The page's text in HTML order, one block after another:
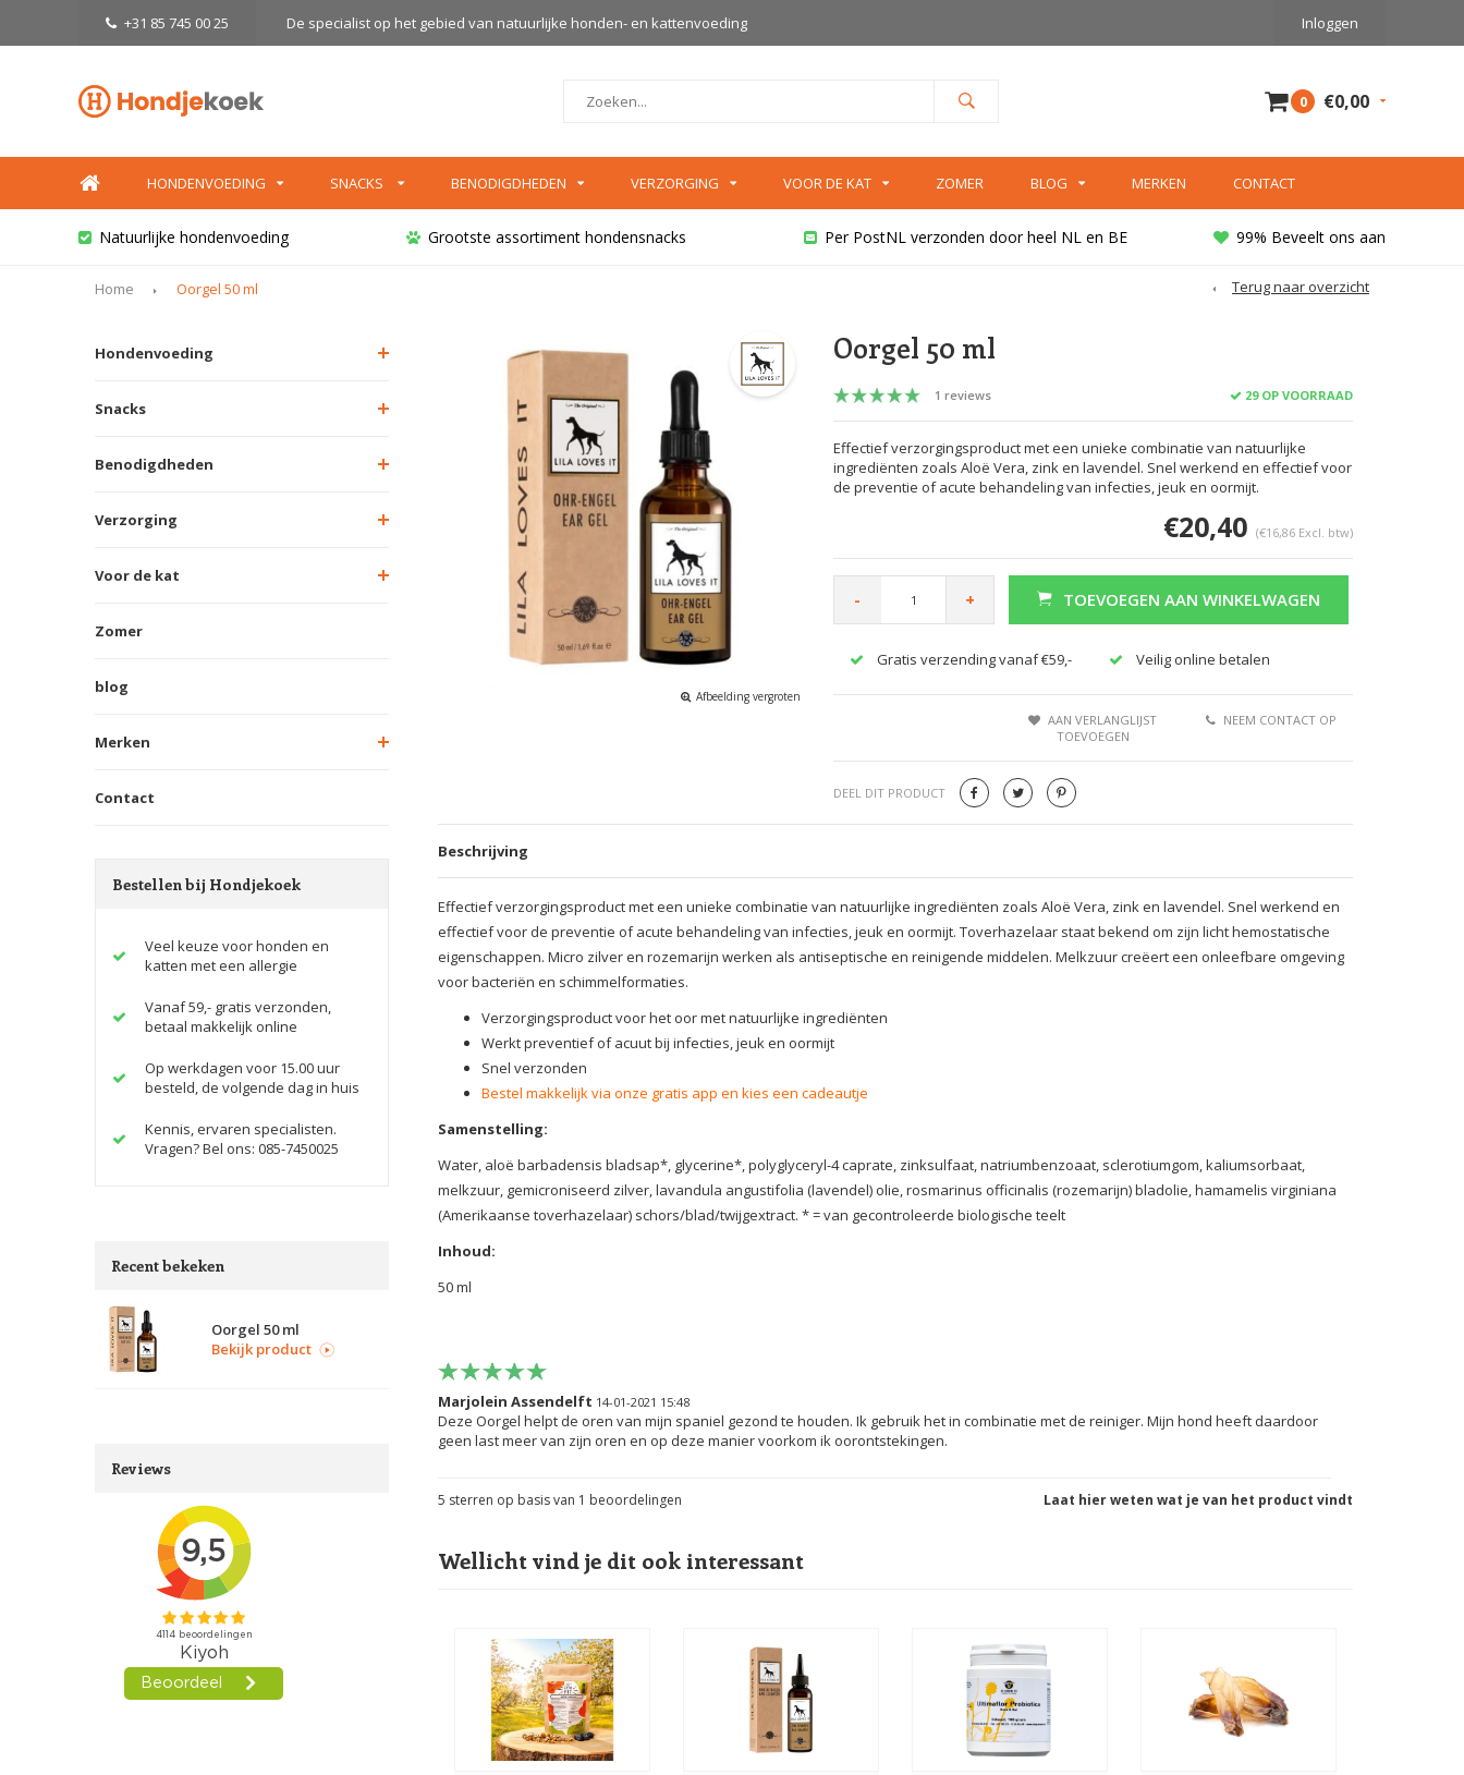
+31 85 745 00 25 De specialist op het gebied van natuurlijke honden- en kattenvoeding Inloggen
0 €0,00
HONDENVOEDING SNACKS BENODIGDHEDEN VERZORGING VOOR DE KAT ZOMER BLOG MERKEN CONTACT
Natuurlijke hondenvoeding Grootste assortiment hondensnacks Per PostNL verzonden door heel NL en BE 99% Beveelt ons aan
Home Oorgel 50 ml Terug naar overzicht
Hondenvoeding
Snacks
Benodigdheden
Verzorging
Voor de kat
Zomer
blog
Merken
Contact
Bestellen bij Hondjekoek
Veel keuze voor honden en
katten met een allergie
Vanaf 59,- gratis verzonden,
betaal makkelijk online
Op werkdagen voor 15.00 uur
besteld, de volgende dag in huis
Kennis, ervaren specialisten.
Vragen? Bel ons: 085-7450025
Recent bekeken
Oorgel 50 ml
Bekijk product
Reviews
Afbeelding vergroten
Oorgel 50 ml
1 reviews 29 OP VOORRAAD
Effectief verzorgingsproduct met een unieke combinatie van natuurlijke
ingrediënten zoals Aloë Vera, zink en lavendel. Snel werkend en effectief voor
de preventie of acute behandeling van infecties, jeuk en oormijt.
€20,40 (€16,86 Excl. btw)
- + TOEVOEGEN AAN WINKELWAGEN
Gratis verzending vanaf €59,- Veilig online betalen
AAN VERLANGLIJST
TOEVOEGEN
NEEM CONTACT OP
DEEL DIT PRODUCT
Beschrijving
Effectief verzorgingsproduct met een unieke combinatie van natuurlijke ingrediënten zoals Aloë Vera, zink en lavendel. Snel werkend en
effectief voor de preventie of acute behandeling van infecties, jeuk en oormijt. Toverhazelaar staat bekend om zijn licht hemostatische
eigenschappen. Micro zilver en rozemarijn werken als antiseptische en reinigende middelen. Melkzuur creëert een onleefbare omgeving
voor bacteriën en schimmelformaties.
Verzorgingsproduct voor het oor met natuurlijke ingrediënten
Werkt preventief of acuut bij infecties, jeuk en oormijt
Snel verzonden
Bestel makkelijk via onze gratis app en kies een cadeautje
Samenstelling:
Water, aloë barbadensis bladsap*, glycerine*, polyglyceryl-4 caprate, zinksulfaat, natriumbenzoaat, sclerotiumgom, kaliumsorbaat,
melkzuur, gemicroniseerd zilver, lavandula angustifolia (lavendel) olie, rosmarinus officinalis (rozemarijn) bladolie, hamamelis virginiana
(Amerikaanse toverhazelaar) schors/blad/twijgextract. * = van gecontroleerde biologische teelt
Inhoud:
50 ml
Marjolein Assendelft 14-01-2021 15:48
Deze Oorgel helpt de oren van mijn spaniel gezond te houden. Ik gebruik het in combinatie met de reiniger. Mijn hond heeft daardoor
geen last meer van zijn oren en op deze manier voorkom ik oorontstekingen.
Laat hier weten wat je van het product vindt
5 sterren op basis van 1 beoordelingen
Wellicht vind je dit ook interessant